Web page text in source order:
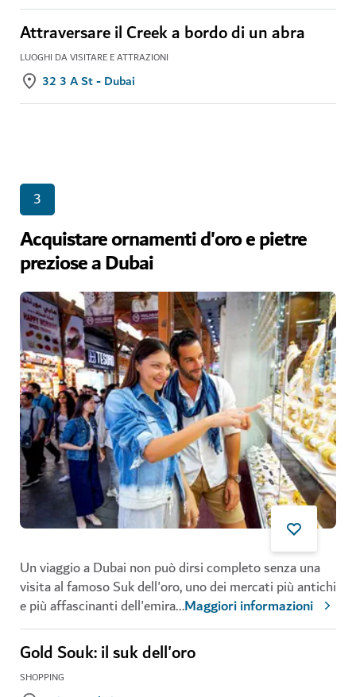
Attraversare il Creek a bordo di un abra
LUOGHI DA VISITARE E ATTRAZIONI
32 3 A St - Dubai
3
Acquistare ornamenti d'oro e pietre
preziose a Dubai
Un viaggio a Dubai non può dirsi completo senza una
visita al famoso Suk dell'oro, uno dei mercati più antichi
e più affascinanti dell'emira...Maggiori informazioni
Gold Souk: il suk dell'oro
SHOPPING